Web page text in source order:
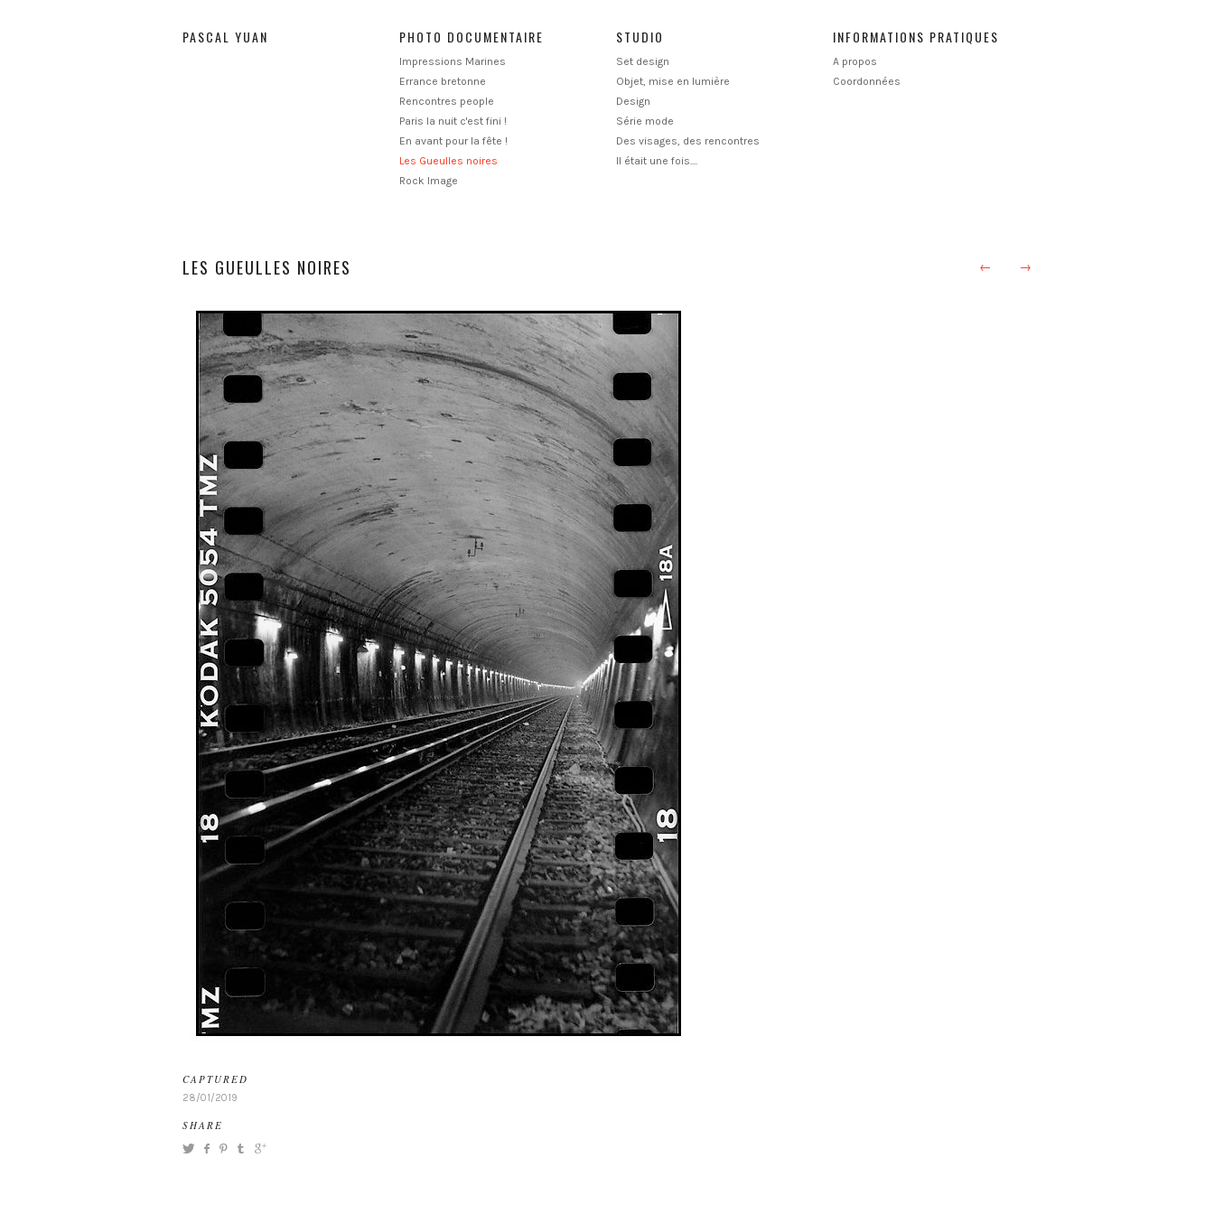
PASCAL YUAN PHOTO DOCUMENTAIRE
Impressions Marines
Errance bretonne
Rencontres people
Paris la nuit c'est fini !
En avant pour la fête !
Les Gueulles noires
Rock Image
STUDIO
Set design
Objet, mise en lumière
Design
Série mode
Des visages, des rencontres
Il était une fois....
INFORMATIONS PRATIQUES
A propos
Coordonnées
LES GUEULLES NOIRES ← →
CAPTURED
28/01/2019
SHARE